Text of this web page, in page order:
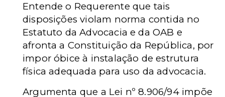
Entende o Requerente que tais
disposições violam norma contida no
Estatuto da Advocacia e da OAB e
afronta a Constituição da República, por
impor óbice à instalação de estrutura
física adequada para uso da advocacia.
Argumenta que a Lei nº 8.906/94 impõe